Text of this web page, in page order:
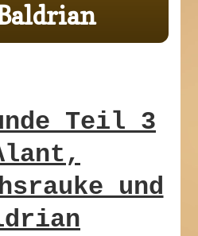
Teil 3
und